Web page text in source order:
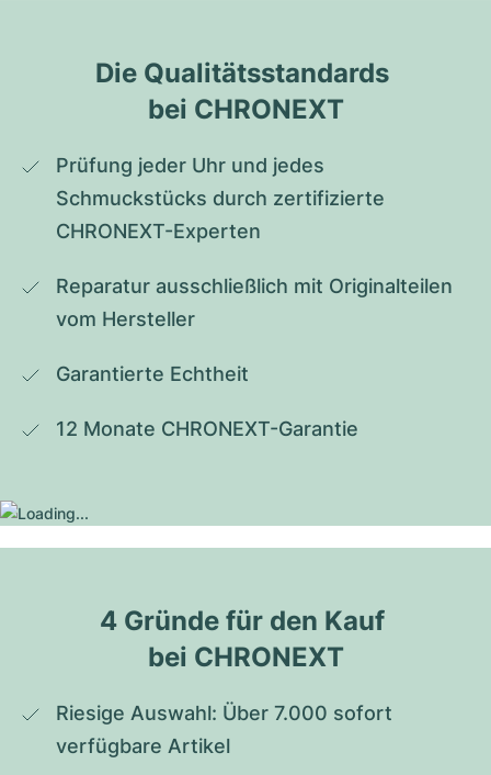
Die Qualitätsstandards
bei CHRONEXT
Prüfung jeder Uhr und jedes
Schmuckstücks durch zertifizierte
CHRONEXT-Experten
Reparatur ausschließlich mit Originalteilen
vom Hersteller
Garantierte Echtheit
12 Monate CHRONEXT-Garantie
4 Gründe für den Kauf
bei CHRONEXT
Riesige Auswahl: Über 7.000 sofort
verfügbare Artikel